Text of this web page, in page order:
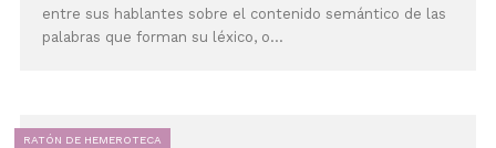
entre sus hablantes sobre el contenido semántico de las
palabras que forman su léxico, o...
RATÓN DE HEMEROTECA